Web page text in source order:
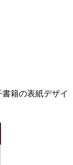
籍の表紙デザイ